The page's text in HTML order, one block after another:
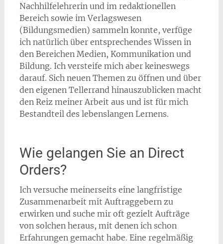
Nachhilfelehrerin und im redaktionellen
Bereich sowie im Verlagswesen
(Bildungsmedien) sammeln konnte, verfüge
ich natürlich über entsprechendes Wissen in
den Bereichen Medien, Kommunikation und
Bildung. Ich versteife mich aber keineswegs
darauf. Sich neuen Themen zu öffnen und über
den eigenen Tellerrand hinauszublicken macht
den Reiz meiner Arbeit aus und ist für mich
Bestandteil des lebenslangen Lernens.
Wie gelangen Sie an Direct
Orders?
Ich versuche meinerseits eine langfristige
Zusammenarbeit mit Auftraggebern zu
erwirken und suche mir oft gezielt Aufträge
von solchen heraus, mit denen ich schon
Erfahrungen gemacht habe. Eine regelmäßig